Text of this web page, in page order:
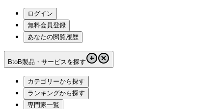
ログイン
無料会員登録
あなたの閲覧履歴
BtoB製品・サービスを探す
カテゴリーから探す
ランキングから探す
専門家一覧